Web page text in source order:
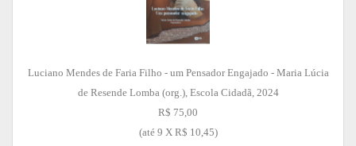
Luciano Mendes de Faria Filho - um Pensador Engajado - Maria Lúcia
de Resende Lomba (org.), Escola Cidadã, 2024
R$ 75,00
(até 9 X R$ 10,45)